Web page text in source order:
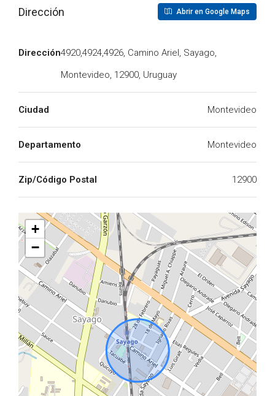
Dirección Abrir en Google Maps
Dirección4920,4924,4926, Camino Ariel, Sayago,
Montevideo, 12900, Uruguay
Ciudad Montevideo
Departamento Montevideo
Zip/Código Postal 12900
+
−